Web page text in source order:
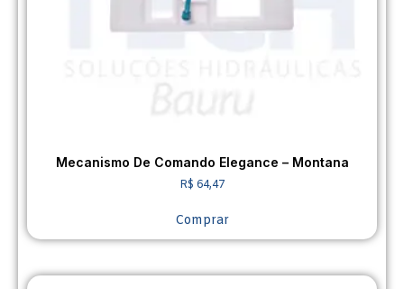
Mecanismo De Comando Elegance – Montana
R$ 64,47
Comprar